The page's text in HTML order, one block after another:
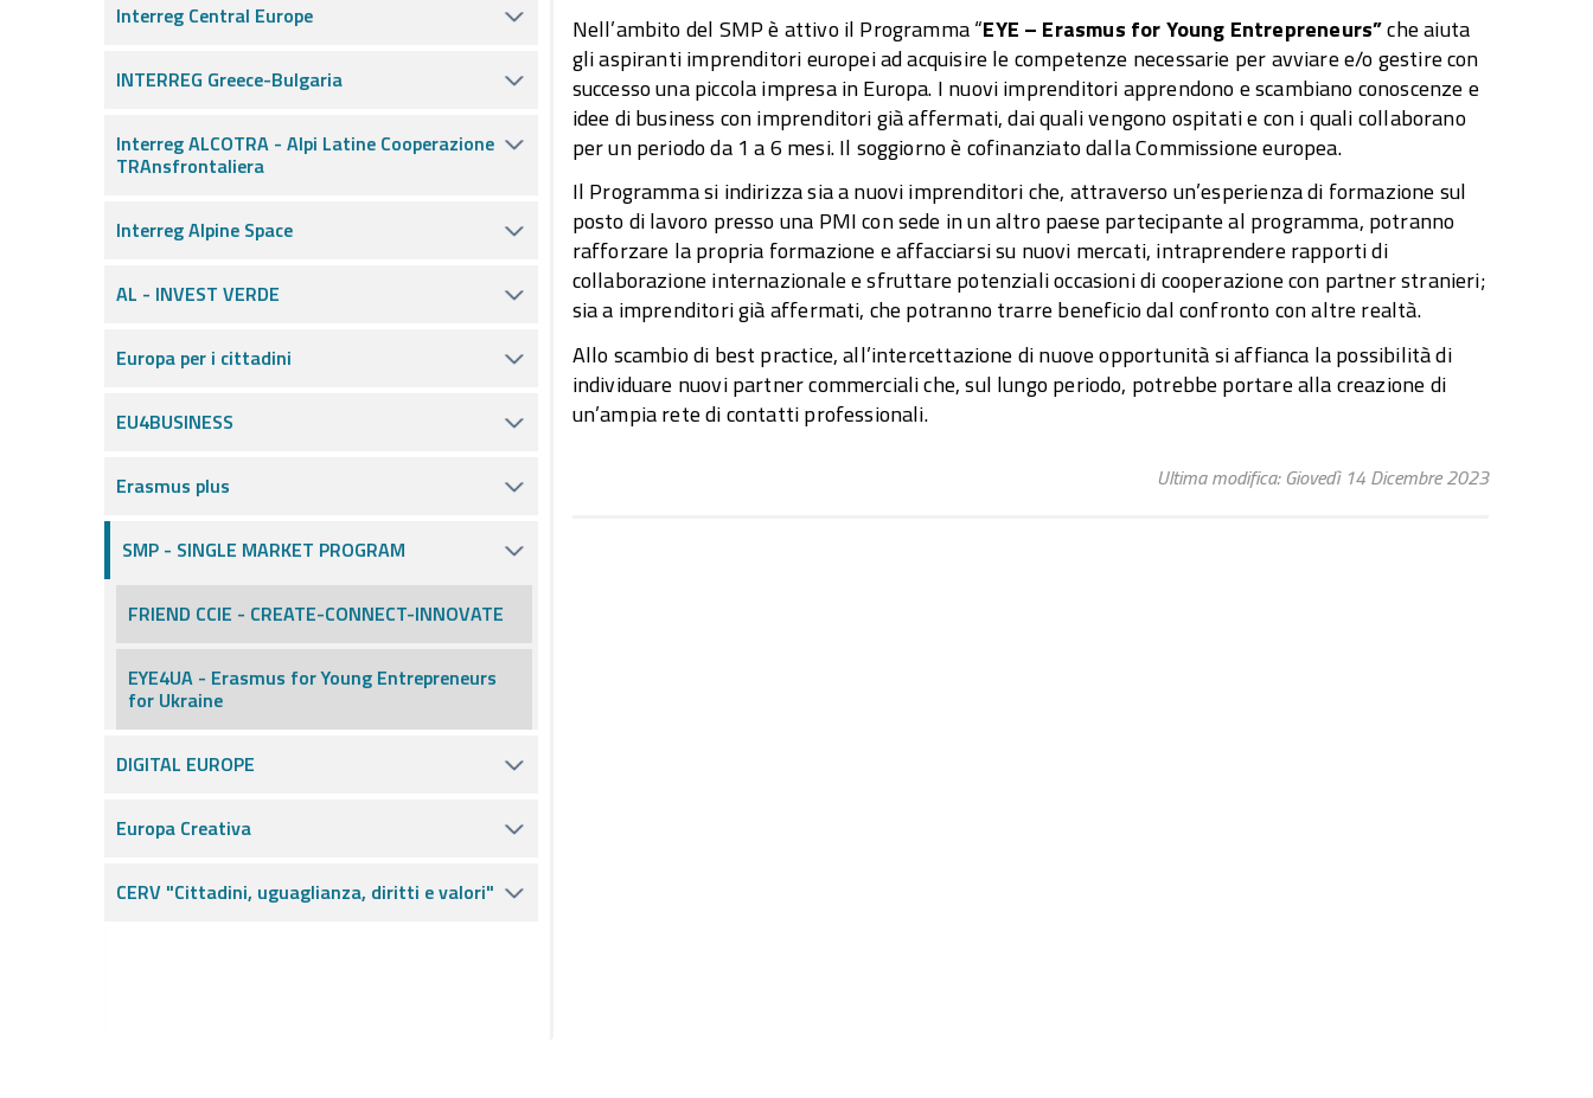
Interreg Central Europe
INTERREG Greece-Bulgaria
Interreg ALCOTRA - Alpi Latine Cooperazione
TRAnsfrontaliera
Interreg Alpine Space
AL - INVEST VERDE
Europa per i cittadini
EU4BUSINESS
Erasmus plus
SMP - SINGLE MARKET PROGRAM
FRIEND CCIE - CREATE-CONNECT-INNOVATE
EYE4UA - Erasmus for Young Entrepreneurs
for Ukraine
DIGITAL EUROPE
Europa Creativa
CERV "Cittadini, uguaglianza, diritti e valori"
Nell’ambito del SMP è attivo il Programma “EYE – Erasmus for Young Entrepreneurs”che aiuta
gli aspiranti imprenditori europei ad acquisire le competenze necessarie per avviare e/o gestire con
successo una piccola impresa in Europa. I nuovi imprenditori apprendono e scambiano conoscenze e
idee di business con imprenditori già affermati, dai quali vengono ospitati e con i quali collaborano
per un periodo da 1 a 6 mesi. Il soggiorno è cofinanziato dalla Commissione europea.
Il Programma si indirizza sia a nuovi imprenditori che, attraverso un’esperienza di formazione sul
posto di lavoro presso una PMI con sede in un altro paese partecipante al programma, potranno
rafforzare la propria formazione e affacciarsi su nuovi mercati, intraprendere rapporti di
collaborazione internazionale e sfruttare potenziali occasioni di cooperazione con partner stranieri;
sia a imprenditori già affermati, che potranno trarre beneficio dal confronto con altre realtà.
Allo scambio di best practice, all’intercettazione di nuove opportunità si affianca la possibilità di
individuare nuovi partner commerciali che, sul lungo periodo, potrebbe portare alla creazione di
un’ampia rete di contatti professionali.
Ultima modifica: Giovedì 14 Dicembre 2023